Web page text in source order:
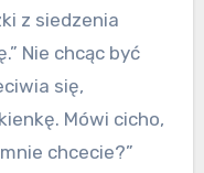
z siedzenia
Nie chcąc być
się,
Mówi cicho,
chcecie?”